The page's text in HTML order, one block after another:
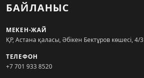
БАЙЛАНЫС
МЕКЕН-ЖАЙ
ҚР, Астана қаласы, Әбікен Бектұров көшесі, 4/3
ТЕЛЕФОН
+7 701 933 8520